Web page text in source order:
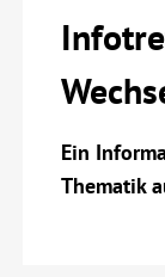
Ein
Thematik